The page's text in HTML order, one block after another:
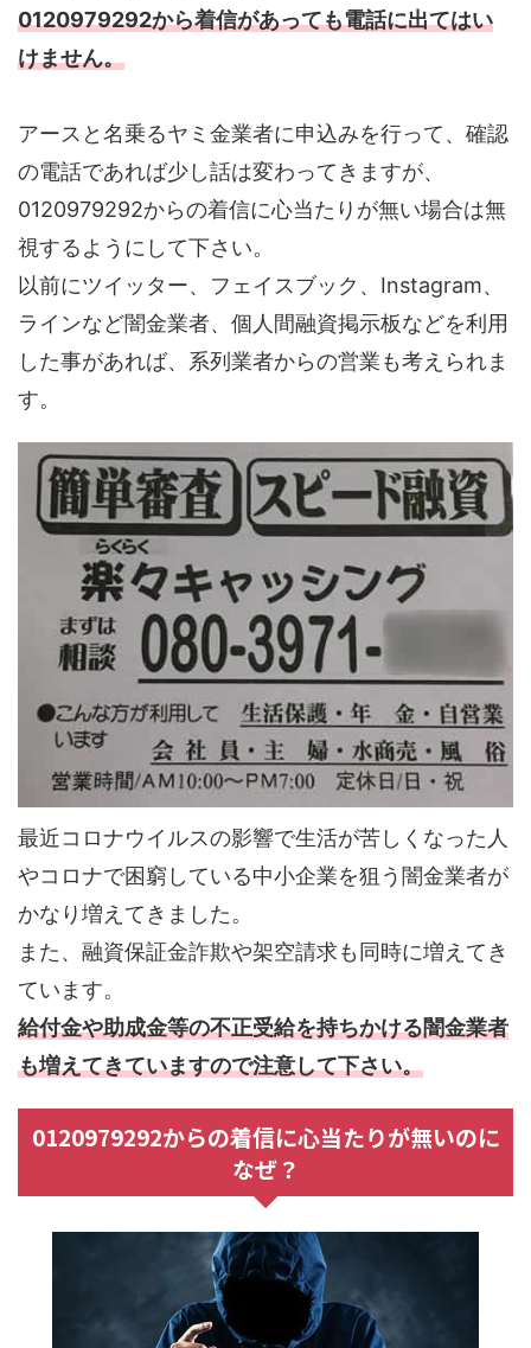
0120979292から着信があっても電話に出てはい
けません。
アースと名乗るヤミ金業者に申込みを行って、確認
の電話であれば少し話は変わってきますが、
0120979292からの着信に心当たりが無い場合は無
視するようにして下さい。
以前にツイッター、フェイスブック、Instagram、
ラインなど闇金業者、個人間融資掲示板などを利用
した事があれば、系列業者からの営業も考えられま
す。
最近コロナウイルスの影響で生活が苦しくなった人
やコロナで困窮している中小企業を狙う闇金業者が
かなり増えてきました。
また、融資保証金詐欺や架空請求も同時に増えてき
ています。
給付金や助成金等の不正受給を持ちかける闇金業者
も増えてきていますので注意して下さい。
0120979292からの着信に心当たりが無いのに
なぜ？